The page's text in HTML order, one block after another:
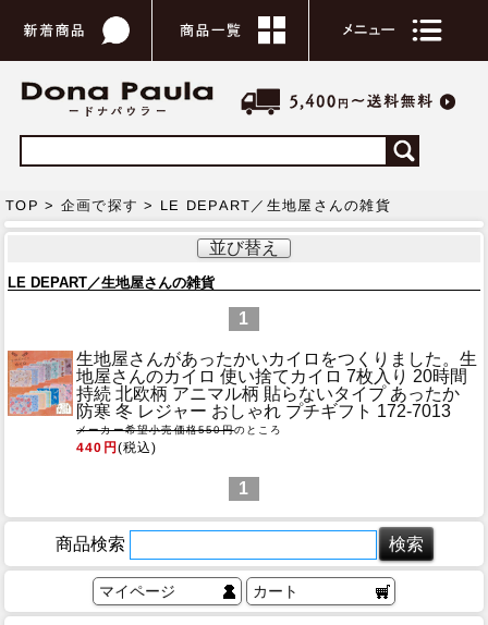
TOP > 企画で探す > LE DEPART／生地屋さんの雑貨
並び替え
LE DEPART／生地屋さんの雑貨
1
生地屋さんがあったかいカイロをつくりました。 生
地屋さんのカイロ 使い捨てカイロ 7枚入り 20時間
持続 北欧柄 アニマル柄 貼らないタイプ あったか
防寒 冬 レジャー おしゃれ プチギフト 172-7013
メーカー希望小売価格550円のところ
440円(税込)
1
商品検索
マイページ カート